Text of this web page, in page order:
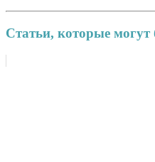
Статьи, которые